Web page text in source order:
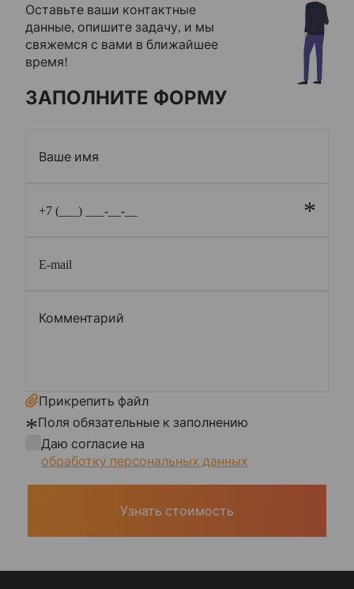
Оставьте ваши контактные
данные, опишите задачу, и мы
свяжемся с вами в ближайшее
время!
ЗАПОЛНИТЕ ФОРМУ
*
Прикрепить файл
*Поля обязательные к заполнению
Даю согласие на
обработку персональных данных
Узнать стоимость